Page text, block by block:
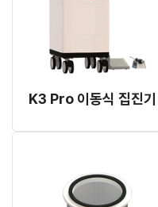
K3 Pro 이동식 집진기